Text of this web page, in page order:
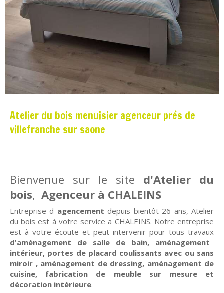
Atelier du bois menuisier agenceur prés de
villefranche sur saone
Bienvenue sur le site d'Atelier du
bois, Agenceur à CHALEINS
Entreprise d agencement depuis bientôt 26 ans, Atelier
du bois est à votre service a CHALEINS. Notre entreprise
est à votre écoute et peut intervenir pour tous travaux
d'aménagement de salle de bain, aménagement
intérieur, portes de placard coulissants avec ou sans
miroir , aménagement de dressing, aménagement de
cuisine, fabrication de meuble sur mesure et
décoration intérieure.